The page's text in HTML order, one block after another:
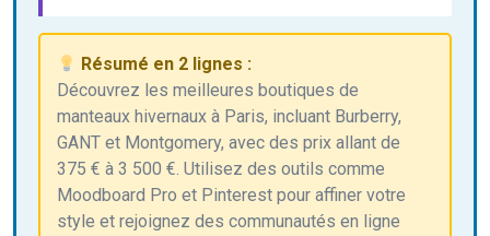
Résumé en 2 lignes :
Découvrez les meilleures boutiques de
manteaux hivernaux à Paris, incluant Burberry,
GANT et Montgomery, avec des prix allant de
375 € à 3 500 €. Utilisez des outils comme
Moodboard Pro et Pinterest pour affiner votre
style et rejoignez des communautés en ligne